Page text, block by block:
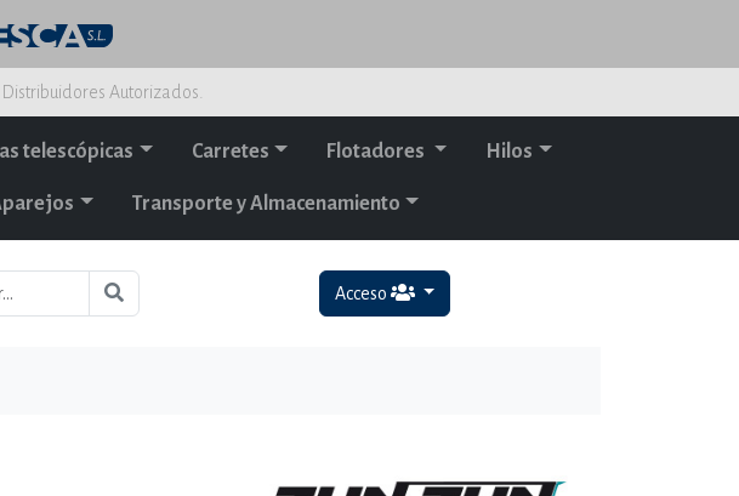
Autorizados.
telescópicas Carretes Flotadores Hilos
Transporte y Almacenamiento
Acceso